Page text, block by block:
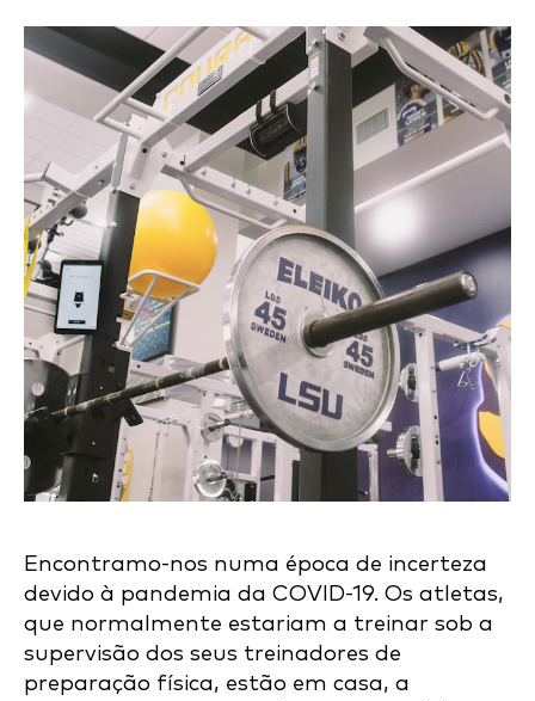
Encontramo-nos numa época de incerteza
devido à pandemia da COVID-19. Os atletas,
que normalmente estariam a treinar sob a
supervisão dos seus treinadores de
preparação física, estão em casa, a